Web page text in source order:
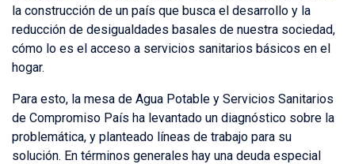
la construcción de un país que busca el desarrollo y la
reducción de desigualdades basales de nuestra sociedad,
cómo lo es el acceso a servicios sanitarios básicos en el
hogar.
Para esto, la mesa de Agua Potable y Servicios Sanitarios
de Compromiso País ha levantado un diagnóstico sobre la
problemática, y planteado líneas de trabajo para su
solución. En términos generales hay una deuda especial